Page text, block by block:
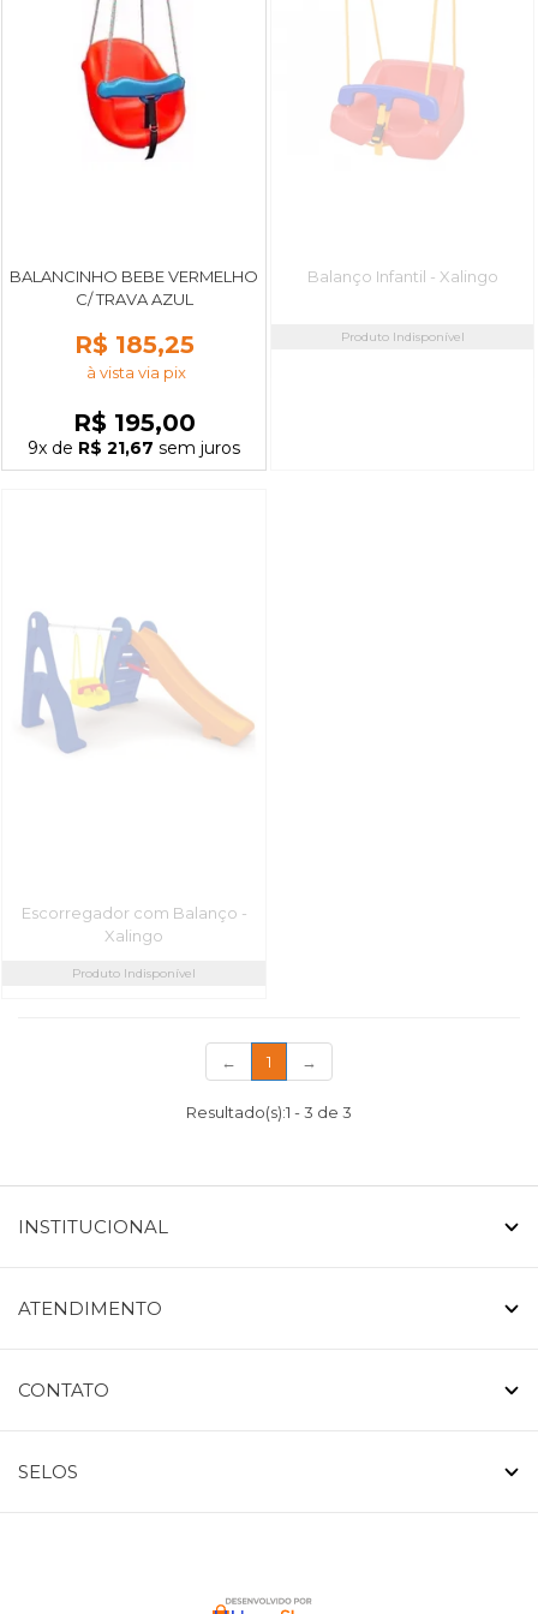
BALANCINHO BEBE VERMELHO
C/ TRAVA AZUL
R$ 185,25
à vista via pix
R$ 195,00
9x de R$ 21,67 sem juros
Balanço Infantil - Xalingo
Produto Indisponível
Escorregador com Balanço -
Xalingo
Produto Indisponível
← 1 (current)
→
Resultado(s):1 -3 de 3
INSTITUCIONAL
ATENDIMENTO
CONTATO
SELOS